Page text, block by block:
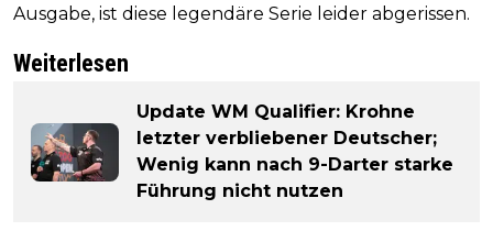
Ausgabe, ist diese legendäre Serie leider abgerissen.
Weiterlesen
Update WM Qualifier: Krohne
letzter verbliebener Deutscher;
Wenig kann nach 9-Darter starke
Führung nicht nutzen